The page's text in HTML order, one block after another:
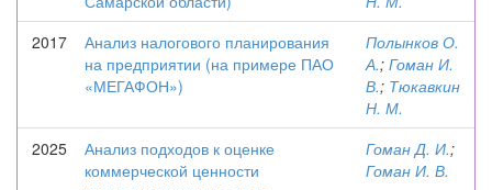
2017
Анализ налогового планирования
на предприятии (на примере ПАО
«МЕГАФОН»)
Полынков О.
А.; Гоман И.
В.; Тюкавкин
Н. М.
2025
Анализ подходов к оценке
коммерческой ценности
Гоман Д. И.;
Гоман И. В.